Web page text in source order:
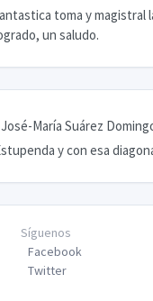
toma y magistral
un saludo.
José-María Suárez
y con esa
Síguenos
Facebook
Twitter